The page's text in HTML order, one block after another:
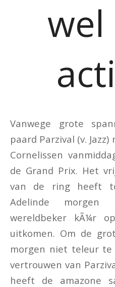
wel
Vanwege grote
paard Parzival (v.
Cornelissen
de Grand Prix. Het
van de ring heeft
Adelinde
wereldbeker kÃ¼r
uitkomen. Om de
morgen niet teleur
vertrouwen van
heeft de amazone